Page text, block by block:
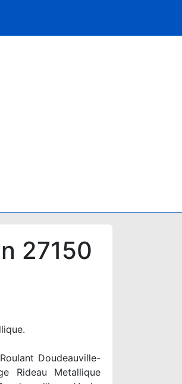
27150
Doudeauville-
Rideau Metallique